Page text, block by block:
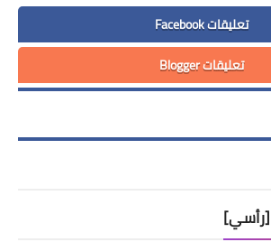
تعليقات Facebook
تعليقات Blogger
[رأسي]